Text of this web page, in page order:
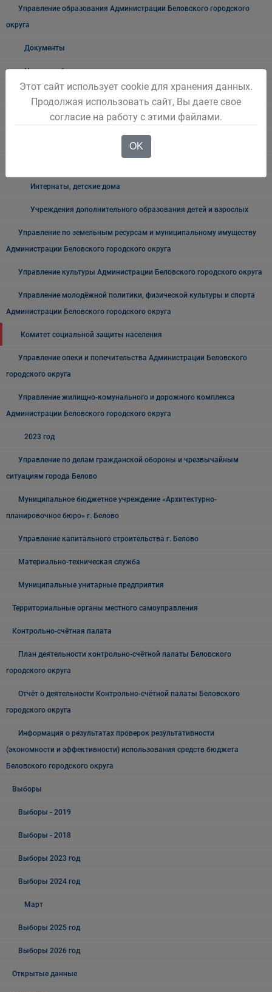
Управление образования Администрации Беловского городского
округа
Документы
Новости образования
Система образования города Белово
Учреждения дошкольного образования
Интернаты, детские дома
Учреждения дополнительного образования детей и взрослых
Управление по земельным ресурсам и муниципальному имуществу
Администрации Беловского городского округа
Управление культуры Администрации Беловского городского округа
Управление молодёжной политики, физической культуры и спорта
Администрации Беловского городского округа
Комитет социальной защиты населения
Управление опеки и попечительства Администрации Беловского
городского округа
Управление жилищно-комунального и дорожного комплекса
Администрации Беловского городского округа
2023 год
Управление по делам гражданской обороны и чрезвычайным
ситуациям города Белово
Муниципальное бюджетное учреждение «Архитектурно-
планировочное бюро» г. Белово
Управление капитального строительства г. Белово
Материально-техническая служба
Муниципальные унитарные предприятия
Территориальные органы местного самоуправления
Контрольно-счётная палата
План деятельности контрольно-счётной палаты Беловского
городского округа
Отчёт о деятельности Контрольно-счётной палаты Беловского
городского округа
Информация о результатах проверок результативности
(экономности и эффективности) использования средств бюджета
Беловского городского округа
Выборы
Выборы - 2019
Выборы - 2018
Выборы 2023 год
Выборы 2024 год
Март
Выборы 2025 год
Выборы 2026 год
Открытые данные
Этот сайт использует cookie для хранения данных.
Продолжая использовать сайт, Вы даете свое
согласие на работу с этими файлами.
OK